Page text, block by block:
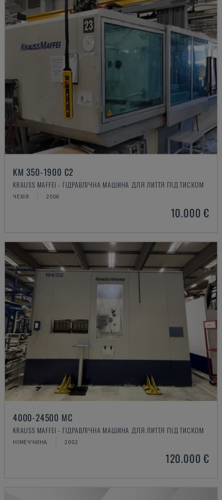
KM 350-1900 C2
KRAUSS MAFFEI - ГІДРАВЛІЧНА МАШИНА ДЛЯ ЛИТТЯ ПІД ТИСКОМ
ЧЕХІЯ 2006
10.000 €
4000-24500 MC
KRAUSS MAFFEI - ГІДРАВЛІЧНА МАШИНА ДЛЯ ЛИТТЯ ПІД ТИСКОМ
НІМЕЧЧИНА 2002
120.000 €